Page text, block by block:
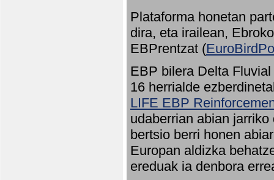
Plataforma honetan
dira, eta irailean,
EBPrentzat (
EBP bilera Delta
16 herrialde
LIFE EBP
udaberrian abian
bertsio berri honen
Europan aldizka
ereduak ia denbora